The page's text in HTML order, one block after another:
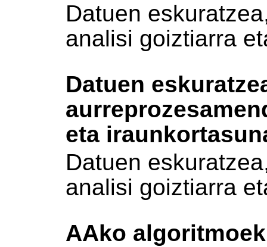
Datuen
analisi goiztiarra
Datuen
eta
Datuen
analisi goiztiarra
AAko